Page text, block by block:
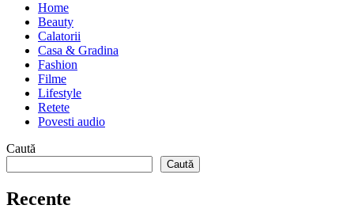
Home
Beauty
Calatorii
Casa & Gradina
Fashion
Filme
Lifestyle
Retete
Povesti audio
Caută
Caută
Recente